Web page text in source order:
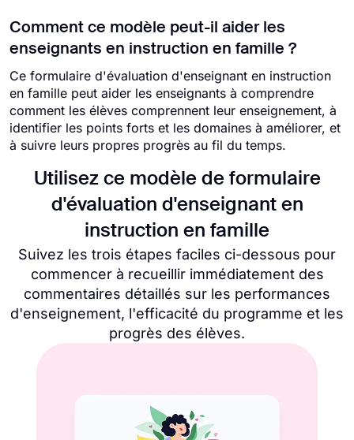
Comment ce modèle peut-il aider les
enseignants en instruction en famille ?
Ce formulaire d'évaluation d'enseignant en instruction
en famille peut aider les enseignants à comprendre
comment les élèves comprennent leur enseignement, à
identifier les points forts et les domaines à améliorer, et
à suivre leurs propres progrès au fil du temps.
Utilisez ce modèle de formulaire
d'évaluation d'enseignant en
instruction en famille
Suivez les trois étapes faciles ci-dessous pour
commencer à recueillir immédiatement des
commentaires détaillés sur les performances
d'enseignement, l'efficacité du programme et les
progrès des élèves.